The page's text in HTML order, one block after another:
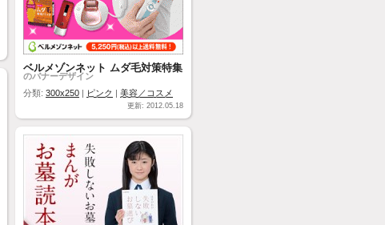
ベルメゾンネット ムダ毛対策特集
のバナーデザイン
分類: 300x250 | ピンク | 美容／コスメ
更新: 2012.05.18